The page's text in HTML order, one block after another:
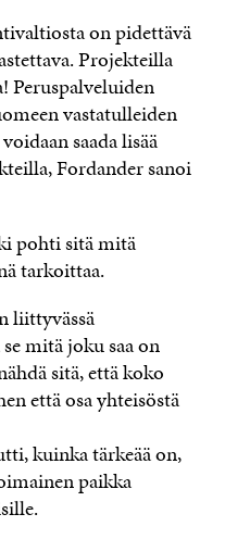
on pidettävä
Projekteilla
Peruspalveluiden
vastatulleiden
saada lisää
Fordander sanoi
pohti sitä mitä
tarkoittaa.
liittyvässä
mitä joku saa on
sitä, että koko
että osa yhteisöstä
kuinka tärkeää on,
paikka